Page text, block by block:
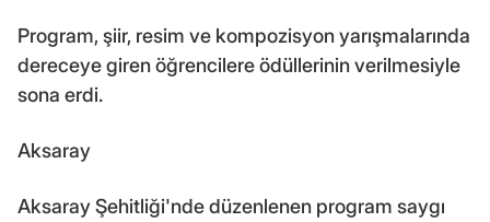
Program, şiir, resim ve kompozisyon yarışmalarında
dereceye giren öğrencilere ödüllerinin verilmesiyle
sona erdi.
Aksaray
Aksaray Şehitliği'nde düzenlenen program saygı